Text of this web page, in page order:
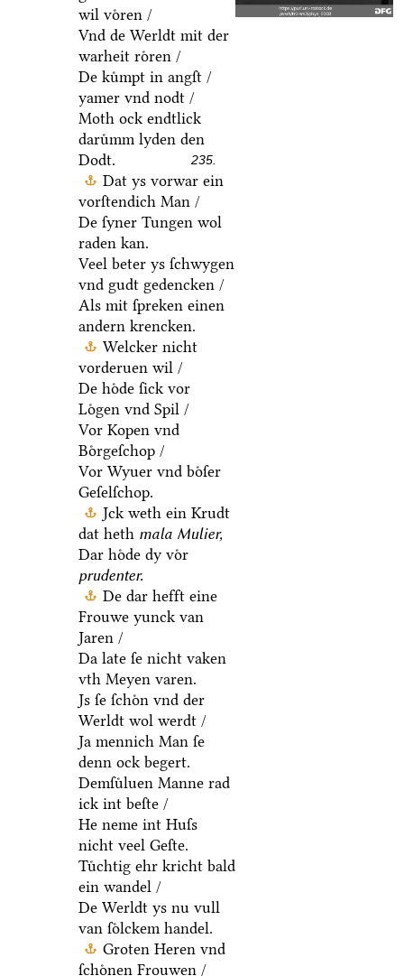
wil voͤren /
Vnd de Werldt mit der
warheit roͤren /
De kuͤmpt in angſt /
yamer vnd nodt /
Moth ock endtlick
daruͤmm lyden den
Dodt.
235.
Dat ys vorwar ein
vorſtendich Man /
De ſyner Tungen wol
raden kan.
Veel beter ys ſchwygen
vnd gudt gedencken /
Als mit ſpreken einen
andern krencken.
Welcker nicht
vorderuen wil /
De hoͤde ſick vor
Loͤgen vnd Spil /
Vor Kopen vnd
Boͤrgeſchop /
Vor Wyuer vnd boͤſer
Geſelſchop.
Jck weth ein Krudt
dat heth mala Mulier,
Dar hoͤde dy voͤr
prudenter.
De dar hefft eine
Frouwe yunck van
Jaren /
Da late ſe nicht vaken
vth Meyen varen.
Js ſe ſchoͤn vnd der
Werldt wol werdt /
Ja mennich Man ſe
denn ock begert.
Demſuͤluen Manne rad
ick int beſte /
He neme int Huſs
nicht veel Geſte.
Tuͤchtig ehr kricht bald
ein wandel /
De Werldt ys nu vull
van ſoͤlckem handel.
Groten Heren vnd
ſchoͤnen Frouwen /